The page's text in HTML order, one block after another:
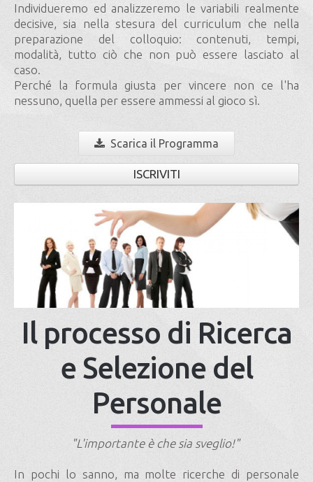
Individueremo ed analizzeremo le variabili realmente
decisive, sia nella stesura del curriculum che nella
preparazione del colloquio: contenuti, tempi,
modalità, tutto ciò che non può essere lasciato al
caso.
Perché la formula giusta per vincere non ce l'ha
nessuno, quella per essere ammessi al gioco sì.
Scarica il Programma
ISCRIVITI
Il processo di Ricerca
e Selezione del
Personale
"L'importante è che sia sveglio!"
In pochi lo sanno, ma molte ricerche di personale